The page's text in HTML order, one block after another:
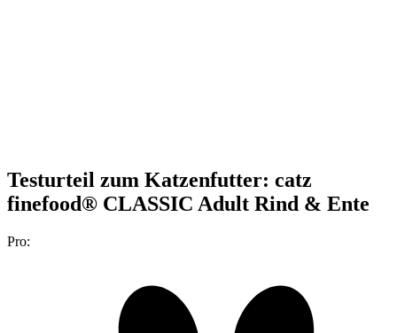
Testurteil zum Katzenfutter: catz
finefood® CLASSIC Adult Rind & Ente
Pro: